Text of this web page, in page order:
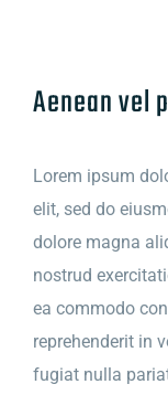
Aenean vel
Lorem ipsum
elit, sed do
dolore magna
nostrud
ea commodo
reprehenderit in
fugiat nulla